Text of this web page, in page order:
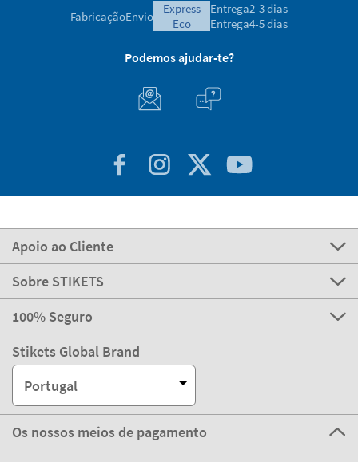
FabricaçãoEnvio
express
eco
Entrega2-3 dias
Entrega4-5 dias
Podemos ajudar-te?
Apoio ao Cliente
Sobre STIKETS
100% Seguro
Stikets Global Brand
Portugal
Os nossos meios de pagamento